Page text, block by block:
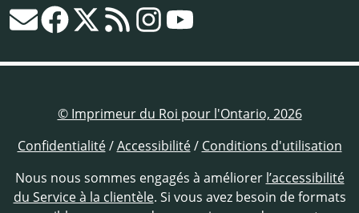
© Imprimeur du Roi pour l'Ontario, 2026
Confidentialité/Accessibilité/ Conditions d'utilisation
Nous nous sommes engagés à améliorer l’accessibilité
du Service à la clientèle. Si vous avez besoin de formats